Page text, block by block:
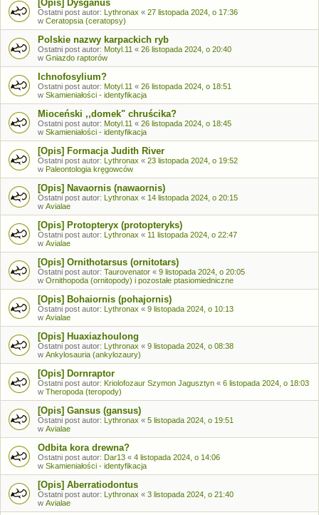
[Opis] Dysganus
Ostatni post autor: Lythronax « 27 listopada 2024, o 17:36
w Ceratopsia (ceratopsy)
Polskie nazwy karpackich ryb
Ostatni post autor: Motyl.11 « 26 listopada 2024, o 20:40
w Gniazdo raptorów
Ichnofosylium?
Ostatni post autor: Motyl.11 « 26 listopada 2024, o 18:51
w Skamieniałości - identyfikacja
Mioceński ,,domek" chruścika?
Ostatni post autor: Motyl.11 « 26 listopada 2024, o 18:45
w Skamieniałości - identyfikacja
[Opis] Formacja Judith River
Ostatni post autor: Lythronax « 23 listopada 2024, o 19:52
w Paleontologia kręgowców
[Opis] Navaornis (nawaornis)
Ostatni post autor: Lythronax « 14 listopada 2024, o 20:15
w Avialae
[Opis] Protopteryx (protopteryks)
Ostatni post autor: Lythronax « 11 listopada 2024, o 22:47
w Avialae
[Opis] Ornithotarsus (ornitotars)
Ostatni post autor: Taurovenator « 9 listopada 2024, o 20:05
w Ornithopoda (ornitopody) i pozostałe ptasiomiedniczne
[Opis] Bohaiornis (pohajornis)
Ostatni post autor: Lythronax « 9 listopada 2024, o 10:13
w Avialae
[Opis] Huaxiazhoulong
Ostatni post autor: Lythronax « 9 listopada 2024, o 08:38
w Ankylosauria (ankylozaury)
[Opis] Dornraptor
Ostatni post autor: Kriolofozaur Szymon Jagusztyn « 6 listopada 2024, o 18:03
w Theropoda (teropody)
[Opis] Gansus (gansus)
Ostatni post autor: Lythronax « 5 listopada 2024, o 19:51
w Avialae
Odbita kora drewna?
Ostatni post autor: Dar13 « 4 listopada 2024, o 14:06
w Skamieniałości - identyfikacja
[Opis] Aberratiodontus
Ostatni post autor: Lythronax « 3 listopada 2024, o 21:40
w Avialae